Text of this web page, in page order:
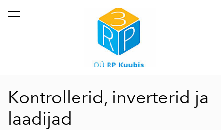
lisati ostukorvi. Vaata ostukorvi
Kontrollerid, inverterid ja
laadijad